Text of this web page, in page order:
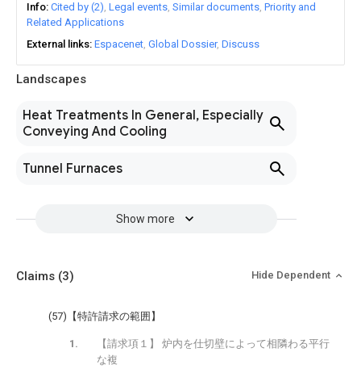
Landscapes
Heat Treatments In General, Especially
Conveying And Cooling
Tunnel Furnaces
Show more
Info Cited by (2) Legal events Similar documents Priority and
Related Applications
External links Espacenet Global Dossier Discuss
Claims (3) Hide Dependent
(57)【特許請求の範囲】
【請求項１】 炉内を仕切壁によって相隣わる平行
な複